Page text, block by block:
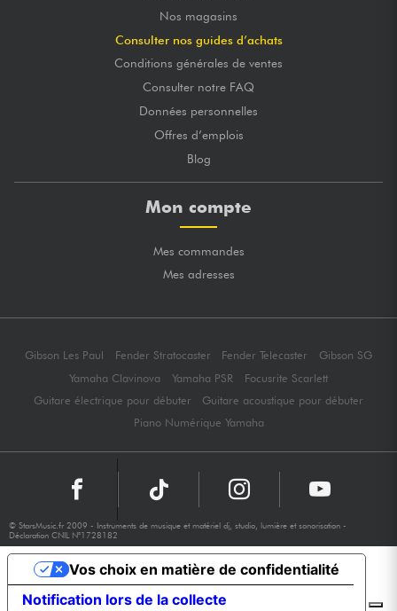
Nos magasins
Consulter nos guides d’achats
Conditions générales de ventes
Consulter notre FAQ
Données personnelles
Offres d’emplois
Blog
Mon compte
Mes commandes
Mes adresses
Gibson Les Paul Fender Stratocaster Fender Telecaster
Gibson SG
Yamaha Clavinova
Yamaha PSR
Focusrite Scarlett
Guitare électrique pour débuter
Guitare acoustique pour débuter
Piano Numérique Yamaha
© StarsMusic.fr 2009 - Instruments de musique et matériel dj, studio, lumière et sonorisation -
Déclaration CNIL N°1728182
Notification lors de la collecte
Vos choix en matière de confidentialité